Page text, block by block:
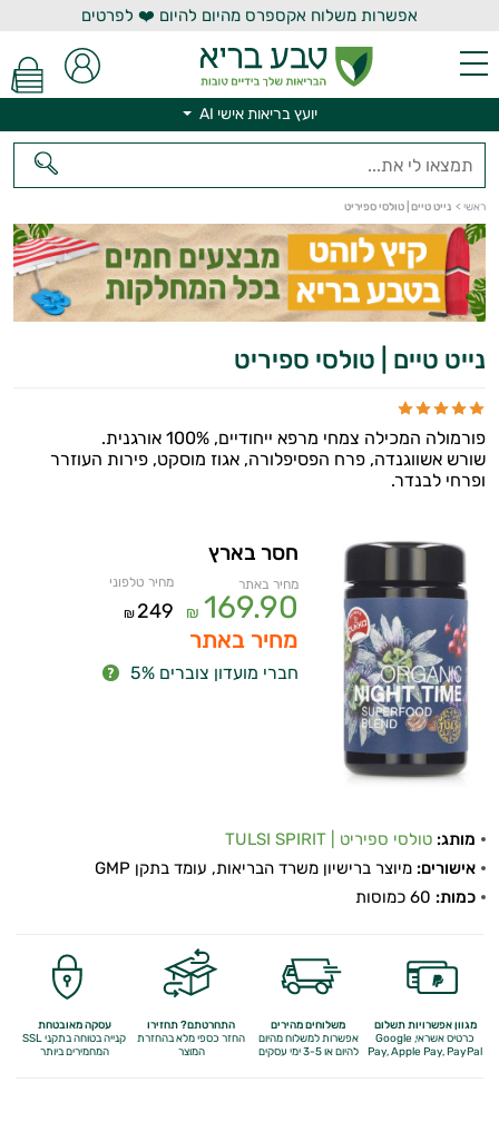
אפשרות משלוח אקספרס מהיום להיום ❤️ לפרטים
יועץ בריאות אישי AI
ראשי > נייט טיים | טולסי ספיריט
נייט טיים | טולסי ספיריט
פורמולה המכילה צמחי מרפא ייחודיים, 100% אורגנית.
שורש אשווגנדה, פרח הפסיפלורה, אגוז מוסקט, פירות העוזרר
ופרחי לבנדר.
חסר בארץ
מחיר באתר
169.90
₪
מחיר טלפוני
249
₪
מחיר באתר
חברי מועדון צוברים 5%
מותג: טולסי ספיריט | TULSI SPIRIT
אישורים: מיוצר ברישיון משרד הבריאות, עומד בתקן GMP
כמות:
מגוון אפשרויות תשלום
כרטיס אשראי, Google
Pay,Apple Pay, PayPal
משלוחים מהירים
אפשרות למשלוח מהיום
להיום או 3-5 ימי עסקים
התחרטתם? תחזירו
החזר כספי מלאבהחזרת
המוצר
עסקה מאובטחת
קנייה בטוחה בתקני SSL
המחמירים ביותר
יועץ בריאות אישי AI